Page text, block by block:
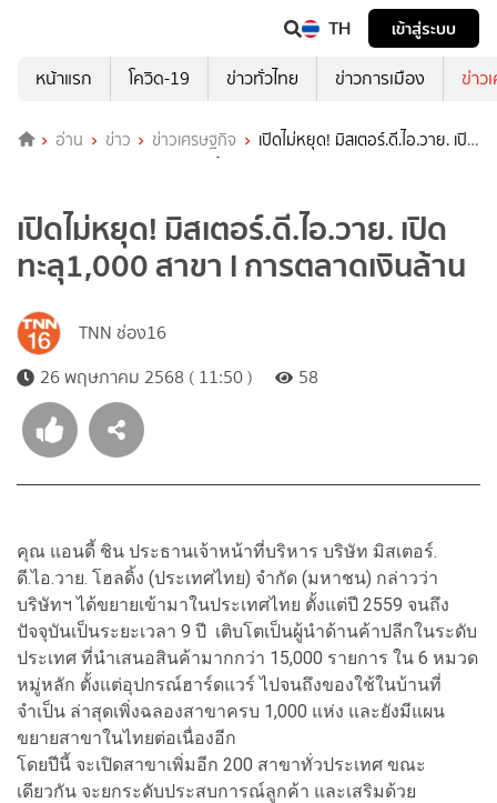
TH
เข้าสู่ระบบ
หน้าแรก
โควิด-19 ข่าวทั่วไทย ข่าวการเมือง ข่าว
อ่าน ข่าว ข่าวเศรษฐกิจ
เปิดไม่หยุด! มิสเตอร์.ดี.ไอ.วาย. เปิด
ทะลุ1,000 สาขา l การตลาดเงินล้าน
เปิดไม่หยุด! มิสเตอร์.ดี.ไอ.วาย. เปิด
ทะลุ1,000 สาขา l การตลาดเงินล้าน
TNN ช่อง16
26 พฤษภาคม 2568 ( 11:50 )
58
คุณ แอนดี้ ชิน ประธานเจ้าหน้าที่บริหาร บริษัท มิสเตอร์.
ดี.ไอ.วาย. โฮลดิ้ง (ประเทศไทย) จำกัด (มหาชน) กล่าวว่า
บริษัทฯ ได้ขยายเข้ามาในประเทศไทย ตั้งแต่ปี 2559 จนถึง
ปัจจุบันเป็นระยะเวลา 9 ปี เติบโตเป็นผู้นำด้านค้าปลีกในระดับ
ประเทศ ที่นำเสนอสินค้ามากกว่า 15,000 รายการ ใน 6 หมวด
หมู่หลัก ตั้งแต่อุปกรณ์ฮาร์ดแวร์ ไปจนถึงของใช้ในบ้านที่
จำเป็น ล่าสุดเพิ่งฉลองสาขาครบ 1,000 แห่ง และยังมีแผน
ขยายสาขาในไทยต่อเนื่องอีก
โดยปีนี้ จะเปิดสาขาเพิ่มอีก 200 สาขาทั่วประเทศ ขณะ
เดียวกัน จะยกระดับประสบการณ์ลูกค้า และเสริมด้วย